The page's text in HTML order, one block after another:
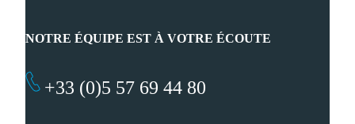
NOTRE ÉQUIPE EST À VOTRE ÉCOUTE
+33 (0)5 57 69 44 80